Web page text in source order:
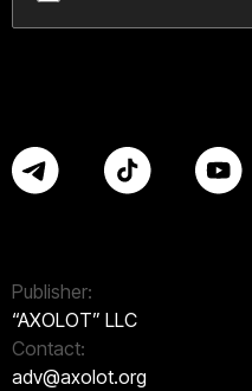
Publisher:
“AXOLOT” LLC
Contact:
adv@axolot.org